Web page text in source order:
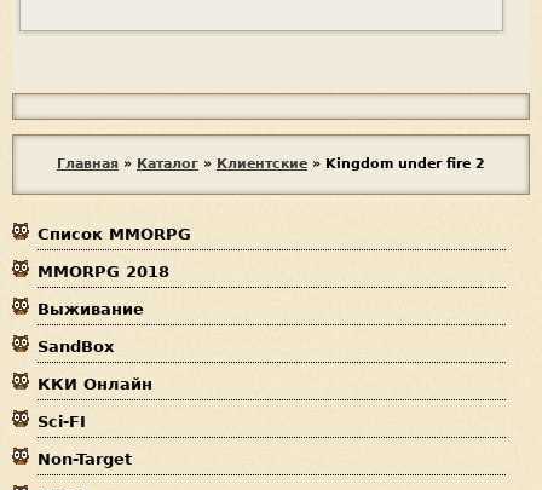
с
п
м
е
ы
з
д
е
с
ь
Главная » Каталог » Клиентские » Kingdom under fire 2
Список MMORPG
MMORPG 2018
Выживание
SandBox
ККИ Онлайн
Sci-FI
Non-Target